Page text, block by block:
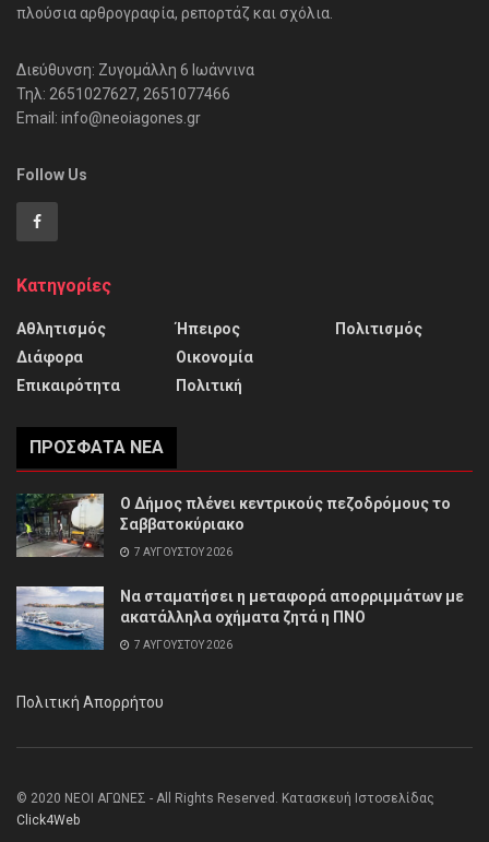
πλούσια αρθρογραφία, ρεπορτάζ και σχόλια.
Διεύθυνση: Ζυγομάλλη 6 Ιωάννινα
Τηλ: 2651027627, 2651077466
Email: info@neoiagones.gr
Follow Us
Κατηγορίες
Αθλητισμός
Διάφορα
Επικαιρότητα
Ήπειρος
Οικονομία
Πολιτική
Πολιτισμός
ΠΡΌΣΦΑΤΑ ΝΈΑ
Ο Δήμος πλένει κεντρικούς πεζοδρόμους το
Σαββατοκύριακο
7 ΑΥΓΟΎΣΤΟΥ 2026
Να σταματήσει η μεταφορά απορριμμάτων με
ακατάλληλα οχήματα ζητά η ΠΝΟ
7 ΑΥΓΟΎΣΤΟΥ 2026
Πολιτική Απορρήτου
© 2020 ΝΕΟΙ ΑΓΩΝΕΣ - All Rights Reserved. Κατασκευή Ιστοσελίδας
Click4Web